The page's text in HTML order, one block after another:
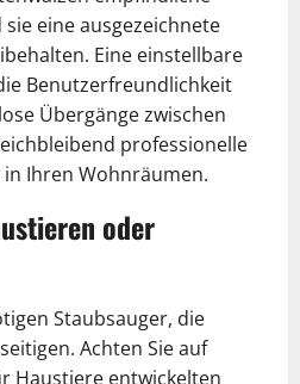
eine ausgezeichnete
Eine einstellbare
Benutzerfreundlichkeit
Übergänge zwischen
professionelle
Ihren Wohnräumen.
oder
Staubsauger, die
Achten Sie auf
Haustiere entwickelten